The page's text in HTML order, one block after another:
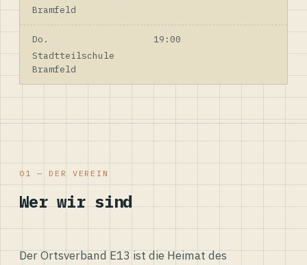
Bramfeld
Do.
19:00
Stadtteilschule
Bramfeld
01 — DER VEREIN
Wer wir sind
Der Ortsverband E13 ist die Heimat des